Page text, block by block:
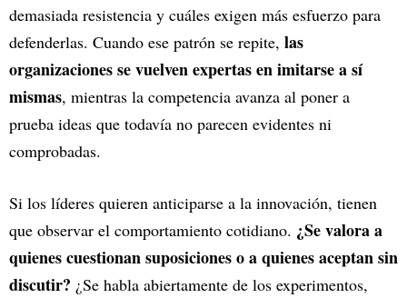
demasiada resistencia y cuáles exigen más esfuerzo para
defenderlas. Cuando ese patrón se repite, las
organizaciones se vuelven expertas en imitarse a sí
mismas, mientras la competencia avanza al poner a
prueba ideas que todavía no parecen evidentes ni
comprobadas.
Si los líderes quieren anticiparse a la innovación, tienen
que observar el comportamiento cotidiano. ¿Se valora a
quienes cuestionan suposiciones o a quienes aceptan sin
discutir? ¿Se habla abiertamente de los experimentos,